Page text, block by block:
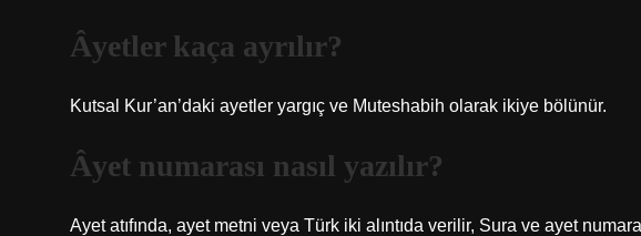
Âyetler kaça ayrılır?
Kutsal Kur’an’daki ayetler yargıç ve Muteshabih olarak ikiye bölünür.
Âyet numarası nasıl yazılır?
Ayet atıfında, ayet metni veya Türk iki alıntıda verilir, Sura ve ayet